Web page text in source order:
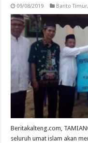
09/08/2019 Barito Timur,
Beritakalteng.com,
seluruh umat islam akan